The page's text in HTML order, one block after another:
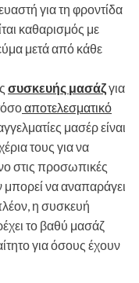
για τη φροντίδα
καθαρισμός με
μετά από κάθε
συσκευής μασάζγια
αποτελεσματικό
μασέρ είναι
τους για να
στις προσωπικές
να αναπαράγει
η συσκευή
το βαθύ μασάζ
για όσους έχουν